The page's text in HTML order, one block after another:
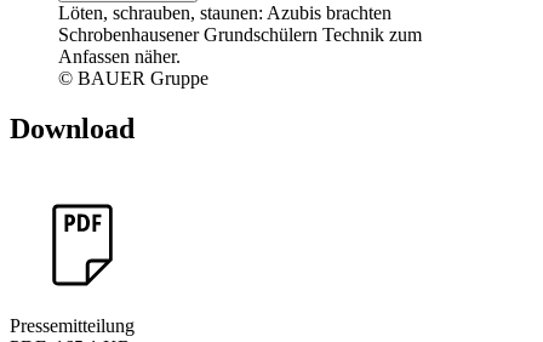
Löten, schrauben, staunen: Azubis brachten
Schrobenhausener Grundschülern Technik zum
Anfassen näher.
© BAUER Gruppe
Download
Pressemitteilung